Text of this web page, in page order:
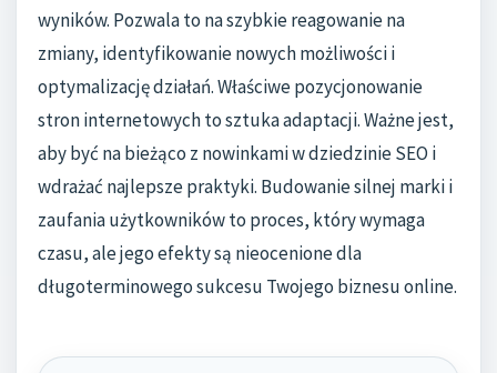
wyników. Pozwala to na szybkie reagowanie na
zmiany, identyfikowanie nowych możliwości i
optymalizację działań. Właściwe pozycjonowanie
stron internetowych to sztuka adaptacji. Ważne jest,
aby być na bieżąco z nowinkami w dziedzinie SEO i
wdrażać najlepsze praktyki. Budowanie silnej marki i
zaufania użytkowników to proces, który wymaga
czasu, ale jego efekty są nieocenione dla
długoterminowego sukcesu Twojego biznesu online.